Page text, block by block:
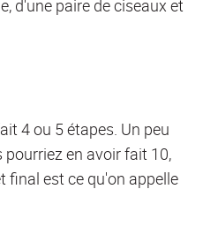
d'une paire de ciseaux et
4 ou 5 étapes. Un peu
en avoir fait 10,
final est ce qu'on appelle